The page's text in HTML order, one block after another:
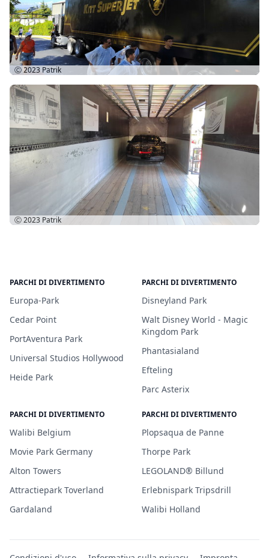
Ⓒ 2023 Patrik
Ⓒ 2023 Patrik
PARCHI DI DIVERTIMENTO
Europa-Park
Cedar Point
PortAventura Park
Universal Studios Hollywood
Heide Park
PARCHI DI DIVERTIMENTO
Disneyland Park
Walt Disney World - Magic
Kingdom Park
Phantasialand
Efteling
Parc Asterix
PARCHI DI DIVERTIMENTO
Walibi Belgium
Movie Park Germany
Alton Towers
Attractiepark Toverland
Gardaland
PARCHI DI DIVERTIMENTO
Plopsaqua de Panne
Thorpe Park
LEGOLAND® Billund
Erlebnispark Tripsdrill
Walibi Holland